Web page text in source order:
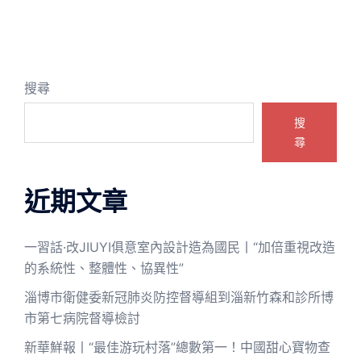
搜尋
搜
尋
近期文章
一習話·改JIUYI俱意室內設計造為國民丨“加倍重視改造
的系統性、整體性、協異性”
淄博市衛健委新冠肺炎防控督導組到淄新竹森和診所博
市第七病院督導檢討
新華鮮報丨“最佳游玩村落”總數第一！中國甜心寶物查